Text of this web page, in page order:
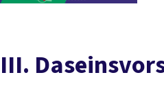
III.